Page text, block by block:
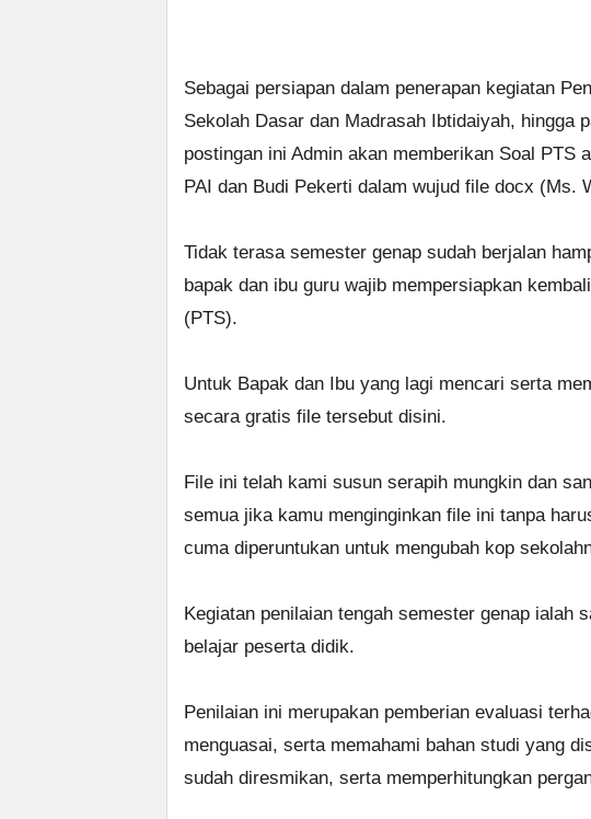
Sebagai persiapan dalam penerapan kegiatan
Sekolah Dasar dan Madrasah Ibtidaiyah, hingga
postingan ini Admin akan memberikan Soal PTS
PAI dan Budi Pekerti dalam wujud file docx (Ms.
Tidak terasa semester genap sudah berjalan
bapak dan ibu guru wajib mempersiapkan
(PTS).
Untuk Bapak dan Ibu yang lagi mencari serta
secara gratis file tersebut disini.
File ini telah kami susun serapih mungkin dan
semua jika kamu menginginkan file ini tanpa
cuma diperuntukan untuk mengubah kop
Kegiatan penilaian tengah semester genap ialah
belajar peserta didik.
Penilaian ini merupakan pemberian evaluasi
menguasai, serta memahami bahan studi yang
sudah diresmikan, serta memperhitungkan